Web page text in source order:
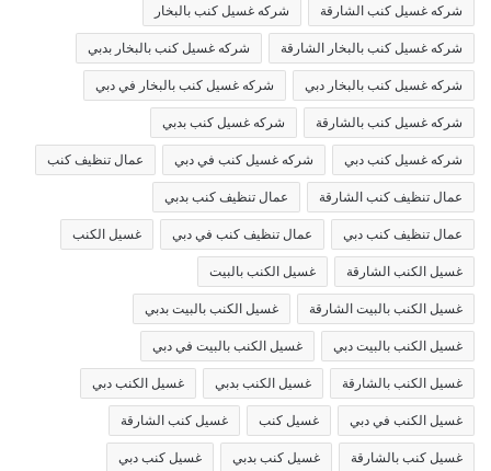
شركه غسيل كنب الشارقة شركه غسيل كنب بالبخار
شركه غسيل كنب بالبخار الشارقة شركه غسيل كنب بالبخار بدبي
شركه غسيل كنب بالبخار دبي شركه غسيل كنب بالبخار في دبي
شركه غسيل كنب بالشارقة شركه غسيل كنب بدبي
شركه غسيل كنب دبي شركه غسيل كنب في دبي عمال تنظيف كنب
عمال تنظيف كنب الشارقة عمال تنظيف كنب بدبي
عمال تنظيف كنب دبي عمال تنظيف كنب في دبي غسيل الكنب
غسيل الكنب الشارقة غسيل الكنب بالبيت
غسيل الكنب بالبيت الشارقة غسيل الكنب بالبيت بدبي
غسيل الكنب بالبيت دبي غسيل الكنب بالبيت في دبي
غسيل الكنب بالشارقة غسيل الكنب بدبي غسيل الكنب دبي
غسيل الكنب في دبي غسيل كنب غسيل كنب الشارقة
غسيل كنب بالشارقة غسيل كنب بدبي غسيل كنب دبي